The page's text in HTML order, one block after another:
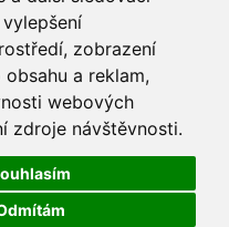
zobrazení
a reklam,
webových
zdroje návštěvnosti.